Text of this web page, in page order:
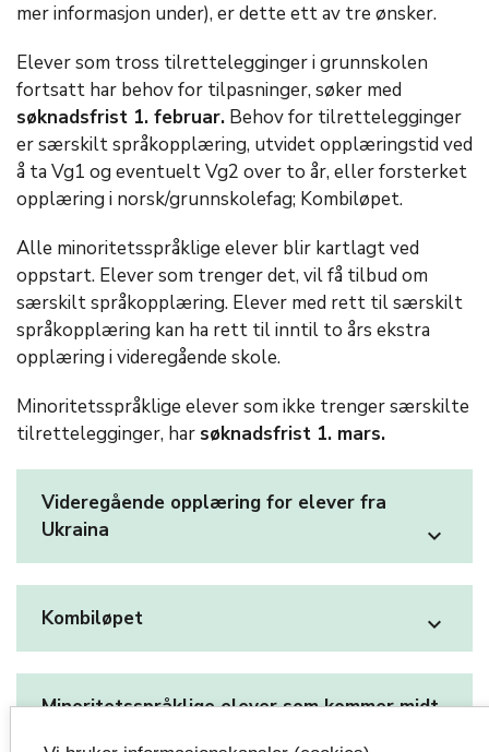
mer informasjon under), er dette ett av tre ønsker.
Elever som tross tilrettelegginger i grunnskolen
fortsatt har behov for tilpasninger, søker med
søknadsfrist 1. februar. Behov for tilrettelegginger
er særskilt språkopplæring, utvidet opplæringstid ved
å ta Vg1 og eventuelt Vg2 over to år, eller forsterket
opplæring i norsk/grunnskolefag; Kombiløpet.
Alle minoritetsspråklige elever blir kartlagt ved
oppstart. Elever som trenger det, vil få tilbud om
særskilt språkopplæring. Elever med rett til særskilt
språkopplæring kan ha rett til inntil to års ekstra
opplæring i videregående skole.
Minoritetsspråklige elever som ikke trenger særskilte
tilrettelegginger, har søknadsfrist 1. mars.
Videregående opplæring for elever fra
Ukraina
expand_more
Kombiløpet expand_more
Minoritetsspråklige elever som kommer midt